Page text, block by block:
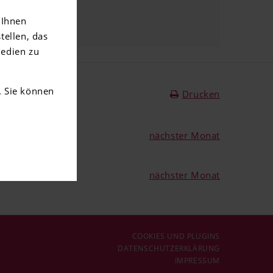
Drucken
nächster Monat
nächster Monat
COOKIES UND PLUGINS
DATENSCHUTZERKLÄRUNG
IMPRESSUM
das
zu
. Sie können